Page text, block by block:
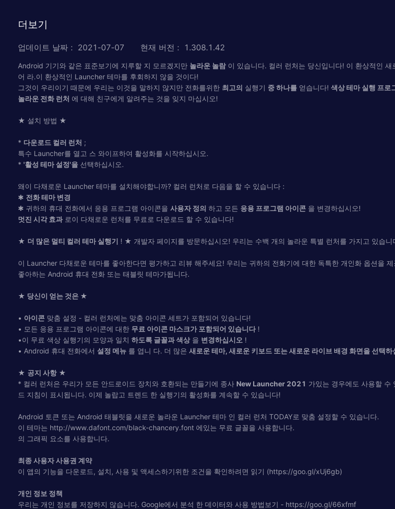
더보기
업데이트 날짜 : 2021-07-07 현재 버전 : 1.308.1.42
Android 기기와 같은 표준보기에 지루할 지 모르겠지만 놀라운 놀람이 있습니다. 컬러 런처는 당신입니다! 이 환상적인
어 라.이 환상적인 Launcher 테마를 후회하지 않을 것이다!
그것이 우리이기 때문에 우리는 이것을 말하지 않지만 전화를위한 최고의 실행기 중 하나를 얻습니다! 색상 테마 실행 프로
놀라운 전화 런처 에 대해 친구에게 알려주는 것을 잊지 마십시오!
★ 설치 방법 ★
* 다운로드 컬러 런처 ;
특수 Launcher를 열고 스 와이프하여 활성화를 시작하십시오.
* '활성 테마 설정'을 선택하십시오.
왜이 다채로운 Launcher 테마를 설치해야합니까? 컬러 런처로 다음을 할 수 있습니다 :
✱ 전화 테마 변경
✱ 귀하의 휴대 전화에서 응용 프로그램 아이콘을 사용자 정의 하고 모든 응용 프로그램 아이콘 을 변경하십시오!
멋진 시각 효과로이 다채로운 런처를 무료로 다운로드 할 수 있습니다!
★ 더 많은 멀티 컬러 테마 실행기 ! ★ 개발자 페이지를 방문하십시오! 우리는 수백 개의 놀라운 특별 런처를 가지고 있습니
이 Launcher 다채로운 테마를 좋아한다면 평가하고 리뷰 해주세요! 우리는 귀하의 전화기에 대한 독특한 개인화 옵션을 제
좋아하는 Android 휴대 전화 또는 태블릿 테마가됩니다.
★ 당신이 얻는 것은 ★
• 아이콘 맞춤 설정 - 컬러 런처에는 맞춤 아이콘 세트가 포함되어 있습니다!
• 모든 응용 프로그램 아이콘에 대한 무료 아이콘 마스크가 포함되어 있습니다!
•이 무료 색상 실행기의 모양과 일치 하도록 글꼴과 색상을 변경하십시오 !
• Android 휴대 전화에서 설정 메뉴 를 엽니 다. 더 많은 새로운 테마, 새로운 키보드 또는 새로운 라이브 배경 화면을 선택하
★ 공지 사항★
* 컬러 런처은 우리가 모든 안드로이드 장치와 호환되는 만들기에 종사 New Launcher 2021 가있는 경우에도 사용할 수
드 지침이 표시됩니다. 이제 놀랍고 트렌드 한 실행기의 활성화를 계속할 수 있습니다!
Android 토큰 또는 Android 태블릿을 새로운 놀라운 Launcher 테마 인 컬러 런처 TODAY로 맞춤 설정할 수 있습니다.
이 테마는 http://www.dafont.com/black-chancery.font 에있는 무료 글꼴을 사용합니다.
의 그래픽 요소를 사용합니다.
최종 사용자 사용권 계약
이 앱의 기능을 다운로드, 설치, 사용 및 액세스하기위한 조건을 확인하려면 읽기 (https://goo.gl/xUj6gb)
개인 정보 정책
우리는 개인 정보를 저장하지 않습니다. Google에서 분석 한 데이터와 사용 방법보기 - https://goo.gl/66xfmf